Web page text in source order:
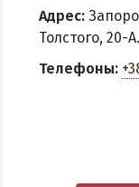
Адрес:
Толстого, 20-А.
Телефоны: